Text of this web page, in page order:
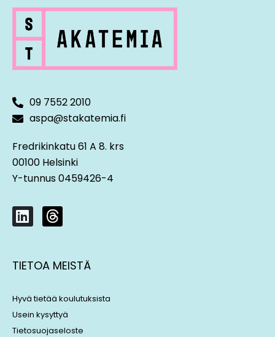
09 7552 2010
aspa@stakatemia.fi
Fredrikinkatu 61 A 8. krs
00100 Helsinki
Y-tunnus 0459426-4
L
i
k
e
i
n
T
h
e
a
s
TIETOA MEISTÄ
Hyvä tietää koulutuksista
Usein kysyttyä
Tietosuojaseloste